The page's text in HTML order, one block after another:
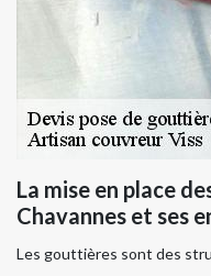
La mise en place
Chavannes et ses
Les gouttières sont des